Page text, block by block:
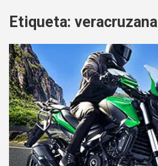
Etiqueta: veracruzana